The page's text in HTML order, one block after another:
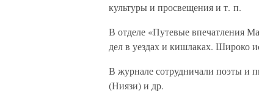
культуры и просвещения и т. п.
В отделе «Путевые впечатления
дел в уездах и кишлаках. Широко
В журнале сотрудничали поэты и
(Ниязи) и др.